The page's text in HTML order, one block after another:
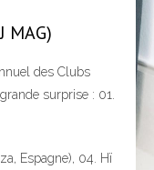
MAG)
des Clubs
surprise : 01.
Espagne), 04. Hï